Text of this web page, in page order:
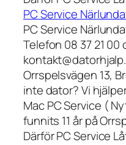
PC Service
PC Service
Telefon 08 37 21
Orrspelsvägen 13,
inte dator? Vi
Mac PC Service (
funnits 11 år på
Därför PC Service